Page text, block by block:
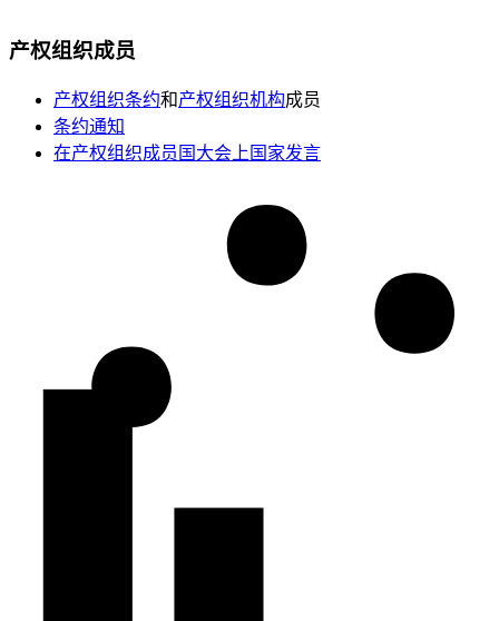
产权组织成员
产权组织条约和产权组织机构成员
条约通知
在产权组织成员国大会上国家发言